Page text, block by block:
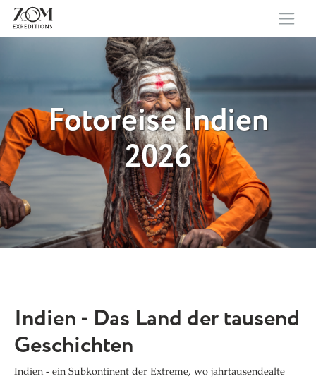
Fotoreise Indien
2026
Indien - Das Land der tausend
Geschichten
Indien - ein Subkontinent der Extreme, wo jahrtausendealte